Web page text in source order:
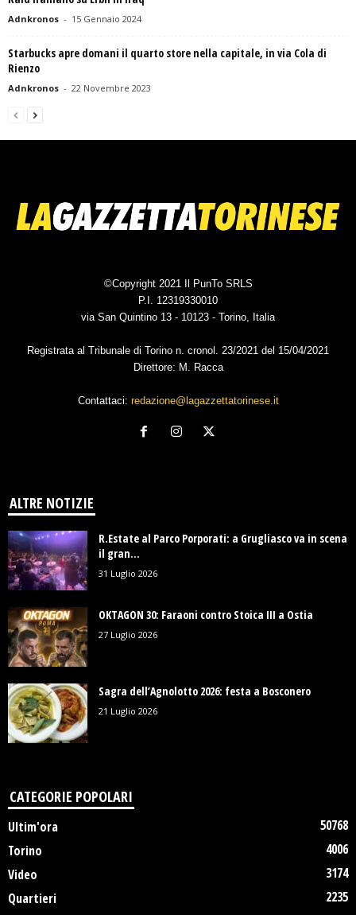
Adnkronos - 15 Gennaio 2024
Starbucks apre domani il quarto store nella capitale, in via Cola di
Rienzo
Adnkronos - 22 Novembre 2023
©Copyright 2021 Il PunTo SRLS
P.I. 12319330010
via San Quintino 13 - 10123 - Torino, Italia
Registrata al Tribunale di Torino n. cronol. 23/2021 del 15/04/2021
Direttore: M. Racca
Contattaci: redazione@lagazzettatorinese.it
ALTRE NOTIZIE
R.Estate al Parco Porporati: a Grugliasco va in scena
il gran...
31 Luglio 2026
OKTAGON 30: Faraoni contro Stoica III a Ostia
27 Luglio 2026
Sagra dell’Agnolotto 2026: festa a Bosconero
21 Luglio 2026
CATEGORIE POPOLARI
Ultim'ora
50768
Torino
4006
Video
3174
Quartieri
2235